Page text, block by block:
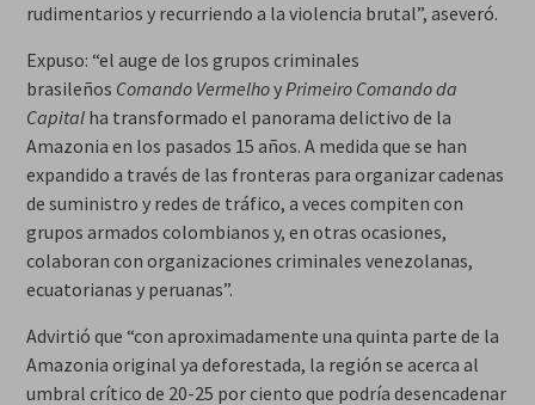
rudimentarios y recurriendo a la violencia brutal”, aseveró.
Expuso: “el auge de los grupos criminales
brasileños Comando VermelhoyPrimeiro Comando da
Capitalha transformado el panorama delictivo de la
Amazonia en los pasados 15 años. A medida que se han
expandido a través de las fronteras para organizar cadenas
de suministro y redes de tráfico, a veces compiten con
grupos armados colombianos y, en otras ocasiones,
colaboran con organizaciones criminales venezolanas,
ecuatorianas y peruanas”.
Advirtió que “con aproximadamente una quinta parte de la
Amazonia original ya deforestada, la región se acerca al
umbral crítico de 20-25 por ciento que podría desencadenar